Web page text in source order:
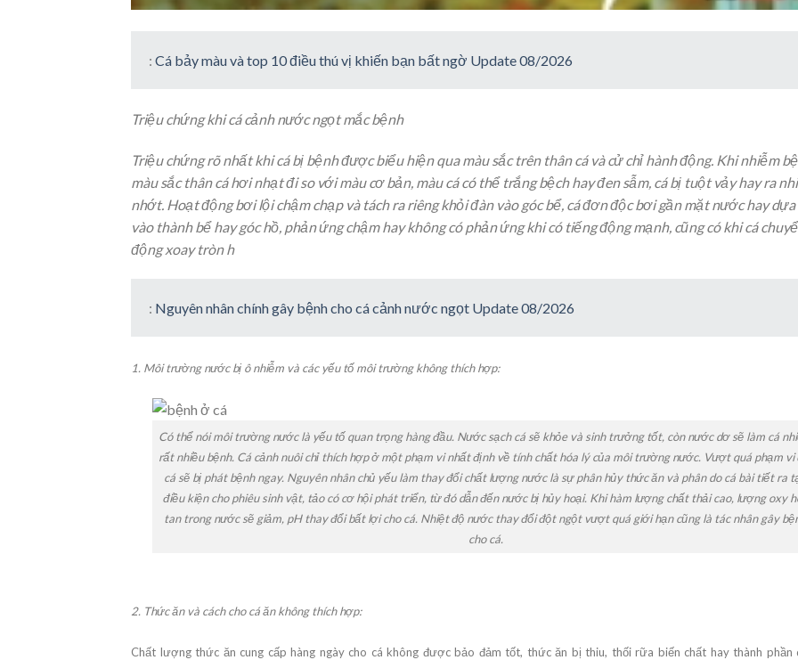
: Cá bảy màu và top 10 điều thú vị khiến bạn bất ngờ Update 08/2026
Triệu chứng khi cá cảnh nước ngọt mắc bệnh
Triệu chứng rõ nhất khi cá bị bệnh được biểu hiện qua màu sắc trên thân cá và cử chỉ hành động. Khi nhiễm
màu sắc thân cá hơi nhạt đi so với màu cơ bản, màu cá có thể trắng bệch hay đen sẫm, cá bị tuột vảy hay ra
nhớt. Hoạt động bơi lội chậm chạp và tách ra riêng khỏi đàn vào góc bể, cá đơn độc bơi gần mặt nước hay dựa
vào thành bể hay góc hồ, phản ứng chậm hay không có phản ứng khi có tiếng động mạnh, cũng có khi cá
động xoay tròn h
: Nguyên nhân chính gây bệnh cho cá cảnh nước ngọt Update 08/2026
1. Môi trường nước bị ô nhiễm và các yếu tố môi trường không thích hợp:
Có thể nói môi trường nước là yếu tố quan trọng hàng đầu. Nước sạch cá sẽ khỏe và sinh trưởng tốt, còn nước dơ sẽ làm cá
rất nhiều bệnh. Cá cảnh nuôi chỉ thích hợp ở một phạm vi nhất định về tính chất hóa lý của môi trường nước. Vượt quá phạm vi
cá sẽ bị phát bệnh ngay. Nguyên nhân chủ yếu làm thay đổi chất lượng nước là sự phân hủy thức ăn và phân do cá bài tiết ra
điều kiện cho phiêu sinh vật, tảo có cơ hội phát triển, từ đó dẫn đến nước bị hủy hoại. Khi hàm lượng chất thải cao, lượng oxy
tan trong nước sẽ giảm, pH thay đổi bất lợi cho cá. Nhiệt độ nước thay đổi đột ngột vượt quá giới hạn cũng là tác nhân gây
cho cá.
2. Thức ăn và cách cho cá ăn không thích hợp:
Chất lượng thức ăn cung cấp hàng ngày cho cá không được bảo đảm tốt, thức ăn bị thiu, thối rữa biến chất hay thành phần